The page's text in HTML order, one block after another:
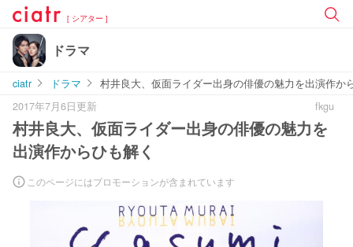
[ シアター ]
ドラマ
ciatr ドラマ
村井良大、仮面ライダー出身の俳優の魅力を出演作か
2017年7月6日更新
fkgu
村井良大、仮面ライダー出身の俳優の魅力を
出演作からひも解く
このページにはプロモーションが含まれています